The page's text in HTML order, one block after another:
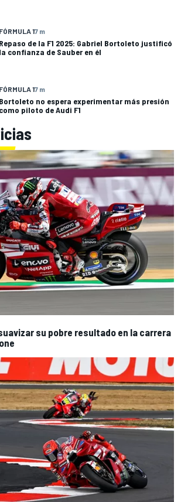
FÓRMULA 17 m
Repaso de la F1 2025: Gabriel Bortoleto justificó
la confianza de Sauber en él
FÓRMULA 17 m
Bortoleto no espera experimentar más presión
como piloto de Audi F1
su pobre resultado en la carrera